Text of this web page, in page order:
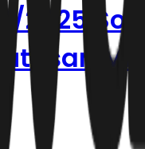
2025